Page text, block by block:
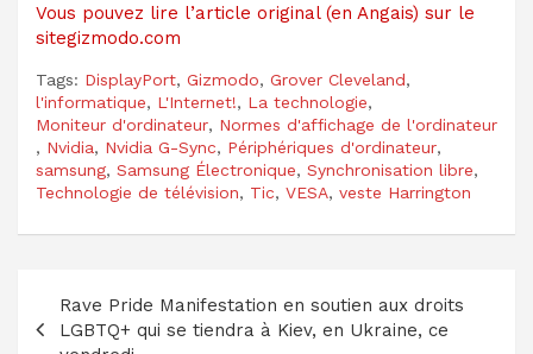
Vous pouvez lire l’article original (en Angais) sur le
sitegizmodo.com
Tags: DisplayPort, Gizmodo, Grover Cleveland,
l'informatique, L'Internet!, La technologie,
Moniteur d'ordinateur, Normes d'affichage de l'ordinateur
, Nvidia, Nvidia G-Sync, Périphériques d'ordinateur,
samsung, Samsung Électronique, Synchronisation libre,
Technologie de télévision, Tic, VESA, veste Harrington
de
Rave Pride Manifestation en soutien aux droits
LGBTQ+ qui se tiendra à Kiev, en Ukraine, ce